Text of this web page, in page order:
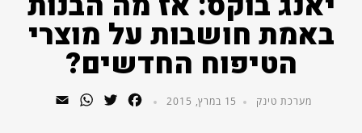
באמת חושבות על מוצרי
הטיפוח החדשים?
מערכת טינק 15 במרץ, 2015 Facebook
Twitter
WhatsApp